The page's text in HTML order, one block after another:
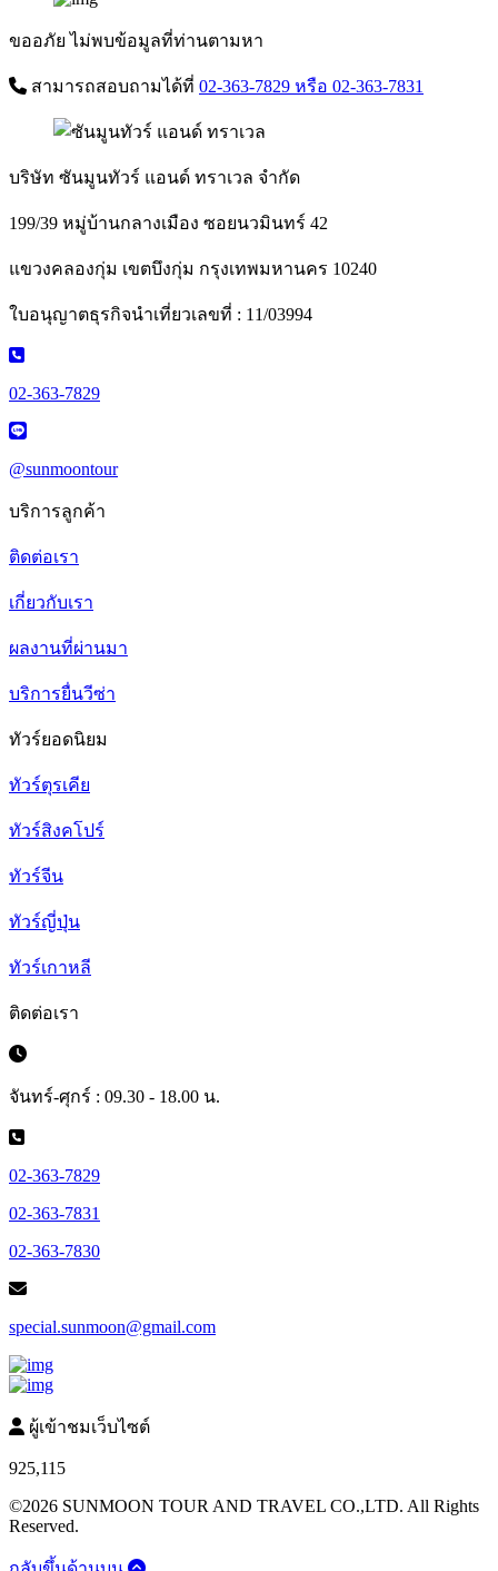
ขออภัย ไม่พบข้อมูลที่ท่านตามหา
สามารถสอบถามได้ที่ 02-363-7829 หรือ 02-363-7831
บริษัท ซันมูนทัวร์ แอนด์ ทราเวล จำกัด
199/39 หมู่บ้านกลางเมือง ซอยนวมินทร์ 42
แขวงคลองกุ่ม เขตบึงกุ่ม กรุงเทพมหานคร 10240
ใบอนุญาตธุรกิจนำเที่ยวเลขที่ : 11/03994
02-363-7829
@sunmoontour
บริการลูกค้า
ติดต่อเรา
เกี่ยวกับเรา
ผลงานที่ผ่านมา
บริการยื่นวีซ่า
ทัวร์ยอดนิยม
ทัวร์ตุรเคีย
ทัวร์สิงคโปร์
ทัวร์จีน
ทัวร์ญี่ปุ่น
ทัวร์เกาหลี
ติดต่อเรา
จันทร์-ศุกร์ : 09.30 - 18.00 น.
02-363-7829
02-363-7831
02-363-7830
special.sunmoon@gmail.com
ผู้เข้าชมเว็บไซต์
925,115
©2026 SUNMOON TOUR AND TRAVEL CO.,LTD. All Rights
Reserved.